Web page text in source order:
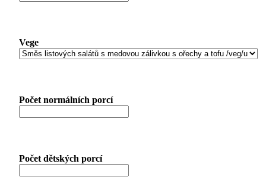
Vege
Počet normálních porcí
Počet dětských porcí